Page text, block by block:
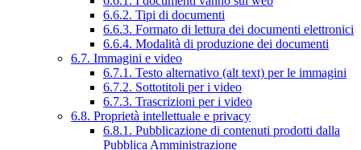
6.6.2. Tipi di documenti
6.6.3. Formato di lettura dei documenti elettronici
6.6.4. Modalità di produzione dei documenti
6.7. Immagini e video
6.7.1. Testo alternativo (alt text) per le immagini
6.7.2. Sottotitoli per i video
6.7.3. Trascrizioni per i video
6.8. Proprietà intellettuale e privacy
6.8.1. Pubblicazione di contenuti prodotti dalla
Pubblica Amministrazione